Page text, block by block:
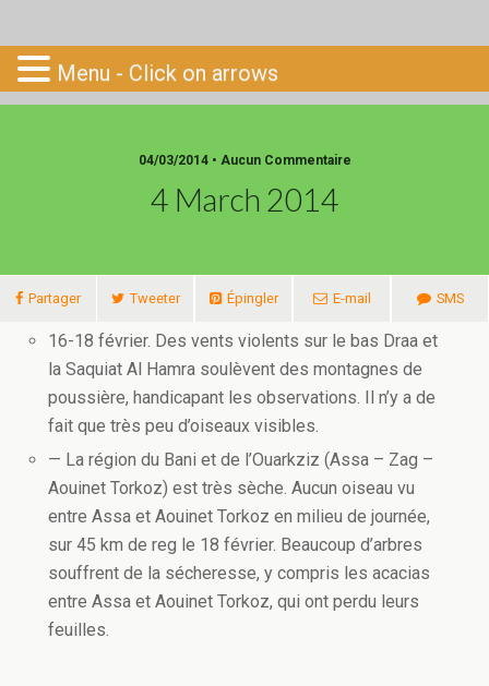
Go-South
04/03/2014 • Aucun Commentaire
4 March 2014
Partager Tweeter Épingler E-mail SMS
16-18 février. Des vents violents sur le bas Draa et
la Saquiat Al Hamra soulèvent des montagnes de
poussière, handicapant les observations. Il n’y a de
fait que très peu d’oiseaux visibles.
— La région du Bani et de l’Ouarkziz (Assa – Zag –
Aouinet Torkoz) est très sèche. Aucun oiseau vu
entre Assa et Aouinet Torkoz en milieu de journée,
sur 45 km de reg le 18 février. Beaucoup d’arbres
souffrent de la sécheresse, y compris les acacias
entre Assa et Aouinet Torkoz, qui ont perdu leurs
feuilles.
Menu - Click on arrows